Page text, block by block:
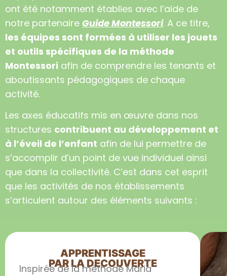
ont été notamment établies avec l’aide de
notre partenaire Guide Montessori. A ce titre,
les équipes sont formées à utiliser les jouets
et outils spécifiques de la méthode
Montessori afin de comprendre les tenants et
aboutissants pédagogiques de chaque
activité.
Les axes éducatifs mis en œuvre dans nos
structures contribuent au développement et
à l’éveil de l’enfant afin de lui permettre de
s’accomplir d’un point de vue individuel ainsi
que dans la collectivité. C’est dans cet esprit
que les activités de nos établissements
s’articulent autour des éléments suivants :
APPRENTISSAGE
PAR LA DECOUVERTE
Inspirée de la méthode Maria